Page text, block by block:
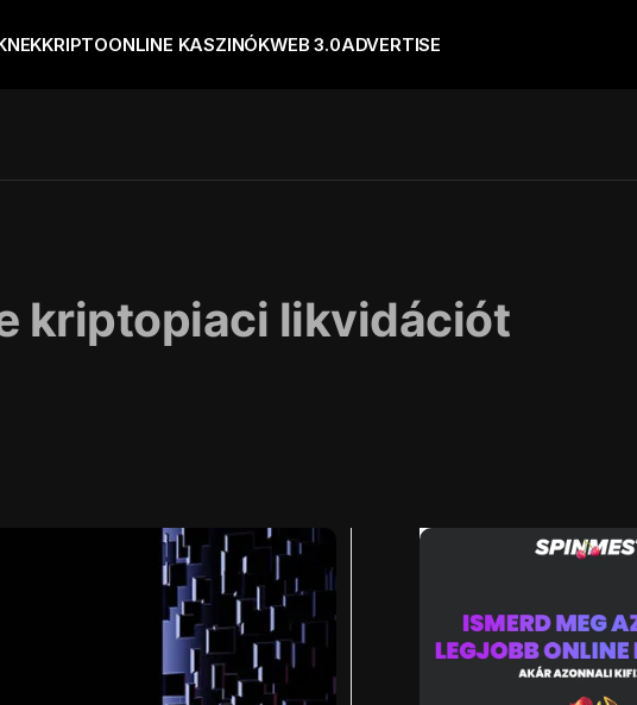
KRIPTOONLINE KASZINÓKWEB 3.0ADVERTISE
kriptopiaci likvidációt